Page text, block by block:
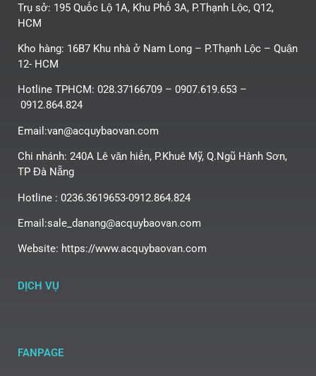
Trụ sở: 195 Quốc Lộ 1A, Khu Phố 3A, P.Thạnh Lộc, Q12,
HCM
Kho hàng: 16B7 Khu nhà ở Nam Long – P.Thạnh Lộc – Quận
12- HCM
Hotline TPHCM: 028.37166709 – 0907.619.653 –
0912.864.824
Email:van@acquybaovan.com
Chi nhánh: 240A Lê văn hiến, P.Khuê Mỹ, Q.Ngũ Hành Sơn,
TP Đà Nẵng
Hotline : 0236.3619653-0912.864.824
Email:sale_danang@acquybaovan.com
Website: https://www.acquybaovan.com
DỊCH VỤ
FANPAGE